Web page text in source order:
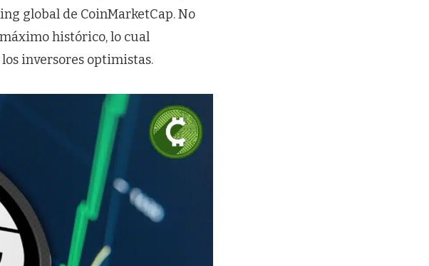
global de CoinMarketCap. No
histórico, lo cual
inversores optimistas.